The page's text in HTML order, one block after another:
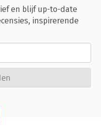
en blijf up-to-date
inspirerende